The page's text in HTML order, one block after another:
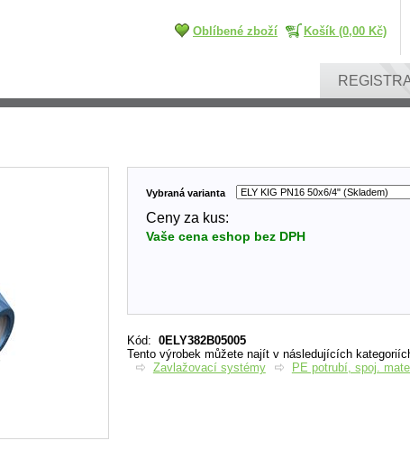
Oblíbené zboží Košík (0,00 Kč)
Vybraná varianta
Ceny za kus:
Vaše cena eshop bez DPH
Kód: 0ELY382B05005
Tento výrobek můžete najít v následujících
Zavlažovací systémy
PE potrubí, spoj.